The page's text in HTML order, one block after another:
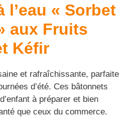
l’eau « Sorbet
aux Fruits
Kéfir
et rafraîchissante, parfaite
d’été. Ces bâtonnets
à préparer et bien
que ceux du commerce.